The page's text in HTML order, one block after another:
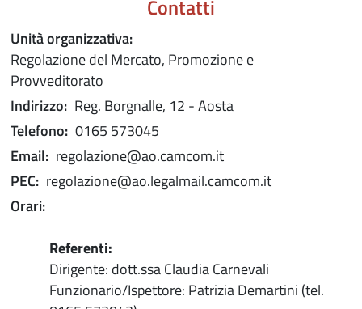
Contatti
Unità organizzativa:
Regolazione del Mercato, Promozione e
Provveditorato
Indirizzo: Reg. Borgnalle, 12 - Aosta
Telefono: 0165 573045
Email: regolazione@ao.camcom.it
PEC: regolazione@ao.legalmail.camcom.it
Orari:
Referenti:
Dirigente: dott.ssa Claudia Carnevali
Funzionario/Ispettore: Patrizia Demartini (tel.